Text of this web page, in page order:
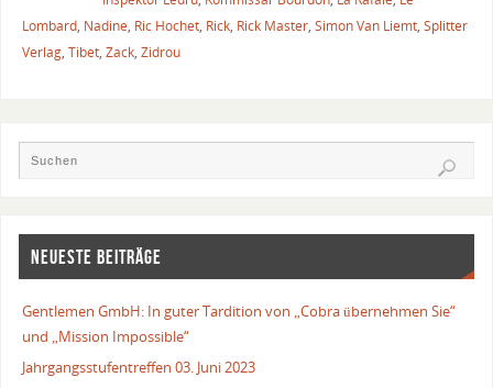
Lombard, Nadine, Ric Hochet, Rick, Rick Master, Simon Van Liemt, Splitter
Verlag, Tibet, Zack, Zidrou
NEUESTE BEITRÄGE
Gentlemen GmbH: In guter Tardition von „Cobra übernehmen Sie“
und „Mission Impossible“
Jahrgangsstufentreffen 03. Juni 2023